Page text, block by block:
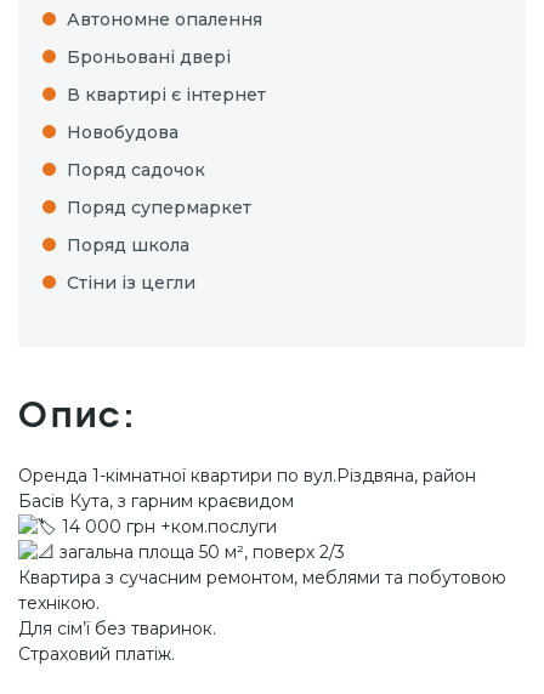
Автономне опалення
Броньовані двері
В квартирі є інтернет
Новобудова
Поряд садочок
Поряд супермаркет
Поряд школа
Стіни із цегли
Опис:
Оренда 1-кімнатної квартири по вул.Різдвяна, район
Басів Кута, з гарним краєвидом
14 000 грн +ком.послуги
загальна площа 50 м², поверх 2/3
Квартира з сучасним ремонтом, меблями та побутовою
технікою.
Для сім’ї без тваринок.
Страховий платіж.